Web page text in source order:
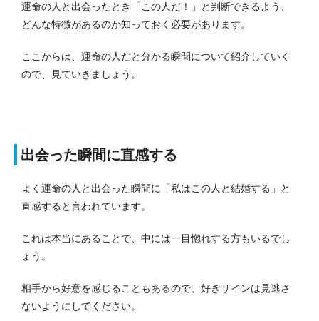
運命の人と出会ったとき「この人だ！」と判断できるよう、
どんな特徴があるのか知っておく必要があります。
ここからは、運命の人だと分かる瞬間について紹介していく
ので、見ていきましょう。
出会った瞬間に直感する
よく運命の人と出会った瞬間に「私はこの人と結婚する」と
直感すると言われています。
これは本当にあることで、中には一目惚れする方もいるでし
ょう。
相手から好意を感じることもあるので、好きサインは見逃さ
ないようにしてください。